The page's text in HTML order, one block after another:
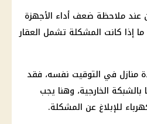
عند ملاحظة ضعف أداء الأجهزة
إذا كانت المشكلة تشمل العقار
منازل في التوقيت نفسه، فقد
الخارجية، وهنا يجب
للإبلاغ عن المشكلة.